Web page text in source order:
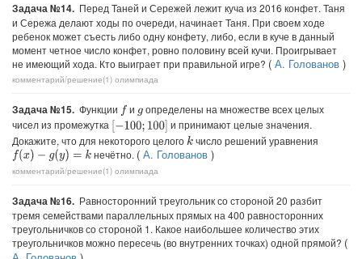
Задача №14. Перед Таней и Сережей лежит куча из 2016 конфет. Таня
и Сережа делают ходы по очереди, начинает Таня. При своем ходе
ребенок может съесть либо одну конфету, либо, если в куче в данный
момент четное число конфет, ровно половину всей кучи. Проигрывает
не имеющий хода. Кто выиграет при правильной игре? ( А. Голованов )
комментарий/решение(1) олимпиада
Задача №15. Функции f и gопределены на множестве всех целых
чисел из промежутка −100;100]
и принимают целые значения.
Докажите, что для некоторого целогоkчисло решений уравнения
f(x)−g (y =k нечётно. (А. Голованов )
комментарий/решение(1) олимпиада
Задача №16. Равносторонний треугольник со стороной 20 разбит
тремя семействами параллельных прямых на 400 равносторонних
треугольничков со стороной 1. Какое наибольшее количество этих
треугольничков можно пересечь (во внутренних точках) одной прямой? (